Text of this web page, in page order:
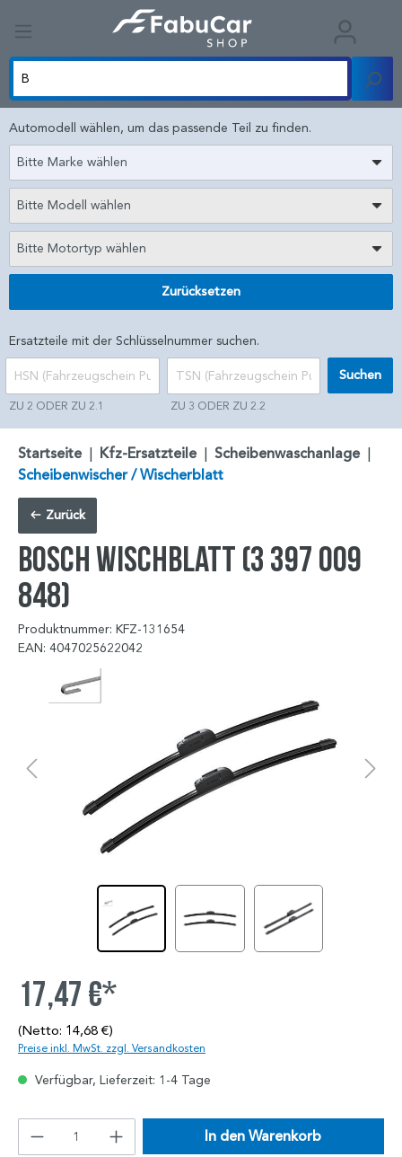
Automodell wählen, um das passende Teil zu finden.
Bitte Marke wählen
Bitte Modell wählen
Bitte Motortyp wählen
Zurücksetzen
Ersatzteile mit der Schlüsselnummer suchen.
ZU 2 ODER ZU 2.1 ZU 3 ODER ZU 2.2
Suchen
Startseite | Kfz-Ersatzteile | Scheibenwaschanlage |
Scheibenwischer / Wischerblatt
Zurück
BOSCH Wischblatt (3 397 009
848)
Produktnummer: KFZ-131654
EAN: 4047025622042
17,47 €*
(Netto: 14,68 €)
Preise inkl. MwSt. zzgl. Versandkosten
Verfügbar, Lieferzeit: 1-4 Tage
In den Warenkorb